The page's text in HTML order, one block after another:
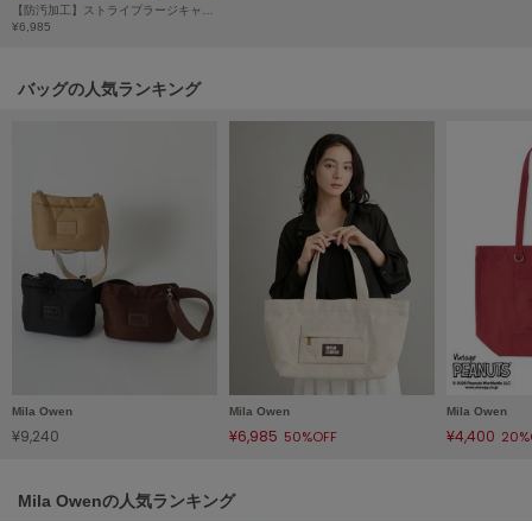
へノン
HOKA ONEONE
ホカ オネオネ
KEEN
キーン
LAATO
ラート
le
ル
¥6,985
バッグの人気ランキング
Mila Owen
¥9,240
Mila Owen
¥6,985 50%OFF
Mila Owen
¥4,400
Mila Owenの人気ランキング